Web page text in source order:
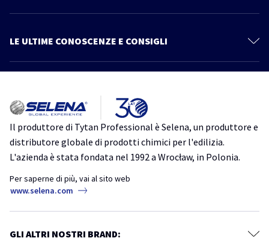
Prodotti
Sistema Cartongesso
Impermeabilizzanti
Accessori
Ancoranti Chimici
Adesivi
Siliconi Neutri
Siliconi Acetici
LE ULTIME CONOSCENZE E CONSIGLI
Più articoli
di isolare
isolamento isolamento acustico isolamento termico
poliuretanica
TytanProfessional
Schiume Poliuretaniche per Tetti: Guida Completa alla Scelta e
coperture schiuma
Il produttore di Tytan Professional è Selena, un produttore e
distributore globale di prodotti chimici per l'edilizia.
L'azienda è stata fondata nel 1992 a Wrocław, in Polonia.
Per saperne di più, vai al sito web
www.selena.com
GLI ALTRI NOSTRI BRAND: